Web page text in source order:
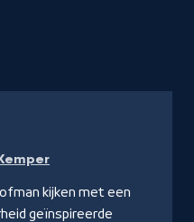
kijken met een
geïnspireerde